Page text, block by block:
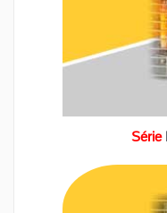
Série